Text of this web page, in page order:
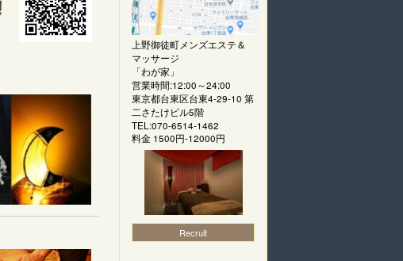
上野御徒町メンズエステ＆
マッサージ
「わが家 」
営業時間:12:00～24:00
東京都台東区台東4-29-10 第
二さたけビル5階
TEL:070-6514-1462
料金 1500円-12000円
Recruit